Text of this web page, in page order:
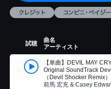
試聴
曲名
アーティスト
【単曲】DEVIL MAY
Original SoundTrack
（Devil Shocker Remix）
前馬 宏充 & Casey